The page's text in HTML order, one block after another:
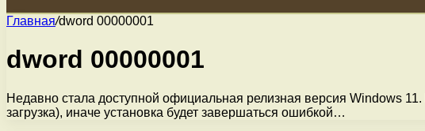
Главная/dword 00000001
dword 00000001
Недавно стала доступной официальная релизная версия Windows
загрузка), иначе установка будет завершаться ошибкой…